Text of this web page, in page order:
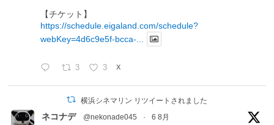
【チケット】
https://schedule.eigaland.com/schedule?
webKey=4d6c9e5f-bcca-...
3 3 X
横浜シネマリン リツイートされました
ネコナデ @nekonade045 · 6 8月